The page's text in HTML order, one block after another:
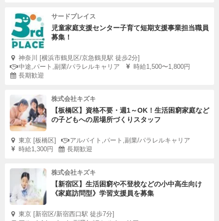
サードプレイス
児童家庭支援センター子育て短期支援事業担当職員
募集！
神奈川 [横浜市鶴見区/京急鶴見駅 徒歩2分]
中途,パート,副業/パラレルキャリア
時給1,500〜1,800円
長期歓迎
株式会社キズキ
【板橋区】資格不要・週1～OK！生活困窮家庭など
の子どもへの居場所づくりスタッフ
東京 [板橋区]
アルバイト,パート,副業/パラレルキャリア
時給1,300円
長期歓迎
株式会社キズキ
【新宿区】生活困窮や不登校などの小中高生向け
《家庭訪問型》学習支援員を募集
東京 [新宿区/新宿西口駅 徒歩7分]